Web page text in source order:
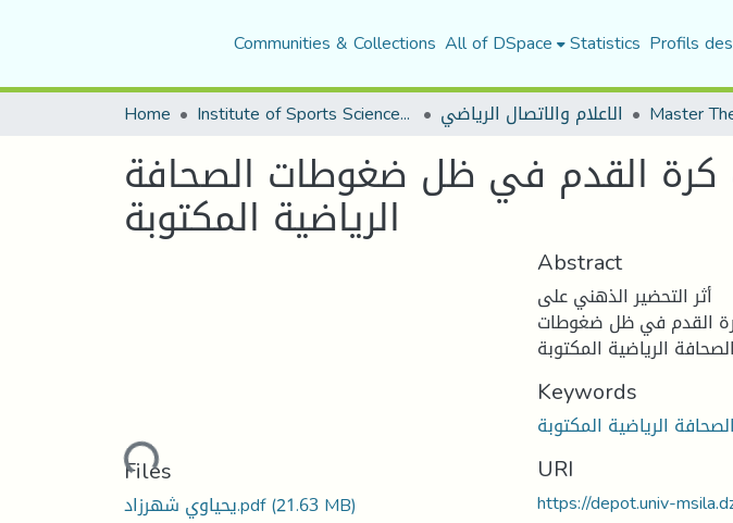
Communities & Collections All of DSpace Statistics Profils
Home Institute of Sports Sciences and Techniques الاعلام والاتصال الرياضي Master
كرة القدم في ظل ضغوطات الصحافة
الریاضیة المكتوبة
Loading...
Files
يحياوي شهرزاد.pdf(21.63 MB)
Abstract
أثر التحضیر الذھني على
القدم في ظل ضغوطات
الصحافة الریاضیة المكتوبة
Keywords
الصحافة الریاضیة المكتوبة
URI
https://depot.univ-